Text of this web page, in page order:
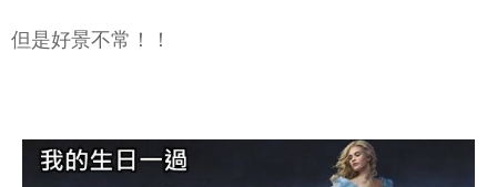
但是好景不常！！